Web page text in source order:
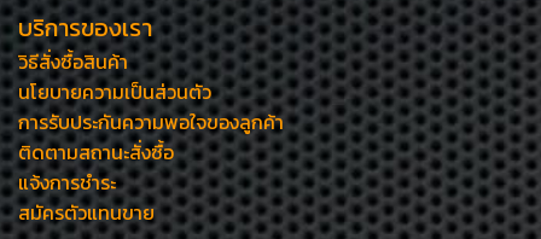
บริการของเรา
วิธีสั่งซื้อสินค้า
นโยบายความเป็นส่วนตัว
การรับประกันความพอใจของลูกค้า
ติดตามสถานะสั่งซื้อ
แจ้งการชำระ
สมัครตัวแทนขาย